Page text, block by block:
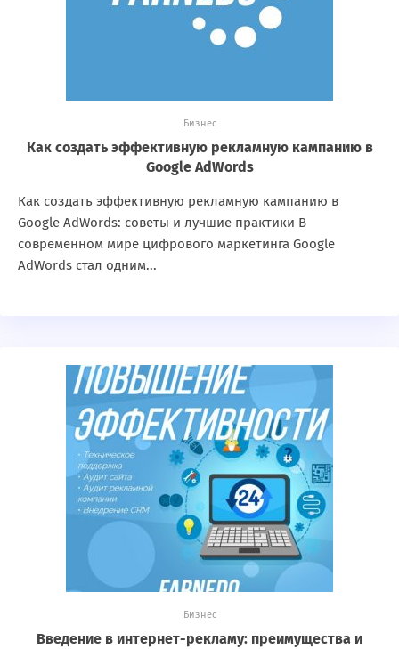
Бизнес
Как создать эффективную рекламную кампанию в
Google AdWords
Как создать эффективную рекламную кампанию в
Google AdWords: советы и лучшие практики В
современном мире цифрового маркетинга Google
AdWords стал одним...
Бизнес
Введение в интернет-рекламу: преимущества и